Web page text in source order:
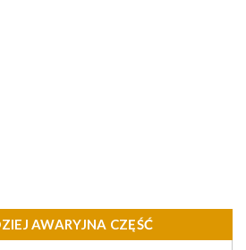
AWARYJNA CZĘŚĆ